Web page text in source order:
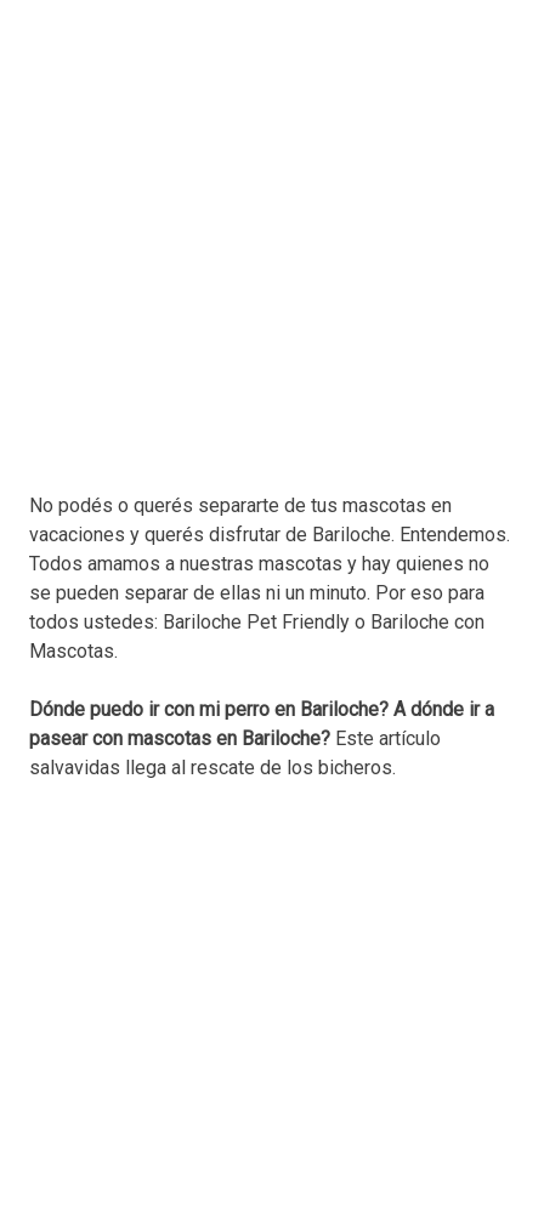
No podés o querés separarte de tus mascotas en
vacaciones y querés disfrutar de Bariloche. Entendemos.
Todos amamos a nuestras mascotas y hay quienes no
se pueden separar de ellas ni un minuto. Por eso para
todos ustedes: Bariloche Pet Friendly o Bariloche con
Mascotas.
Dónde puedo ir con mi perro en Bariloche? A dónde ir a
pasear con mascotas en Bariloche? Este artículo
salvavidas llega al rescate de los bicheros.